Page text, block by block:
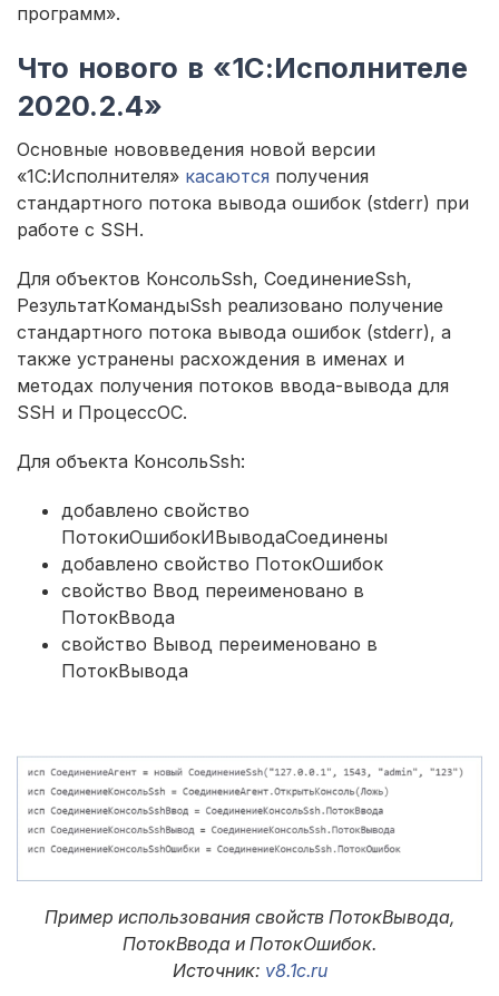
программ».
Что нового в «1С:Исполнителе
2020.2.4»
Основные нововведения новой версии
«1С:Исполнителя» касаются получения
стандартного потока вывода ошибок (stderr) при
работе с SSH.
Для объектов КонсольSsh, СоединениеSsh,
РезультатКомандыSsh реализовано получение
стандартного потока вывода ошибок (stderr), а
также устранены расхождения в именах и
методах получения потоков ввода-вывода для
SSH и ПроцессОС.
Для объекта КонсольSsh:
добавлено свойство
ПотокиОшибокИВыводаСоединены
добавлено свойство ПотокОшибок
свойство Ввод переименовано в
ПотокВвода
свойство Вывод переименовано в
ПотокВывода
Пример использования свойств ПотокВывода,
ПотокВвода и ПотокОшибок.
Источник: v8.1c.ru